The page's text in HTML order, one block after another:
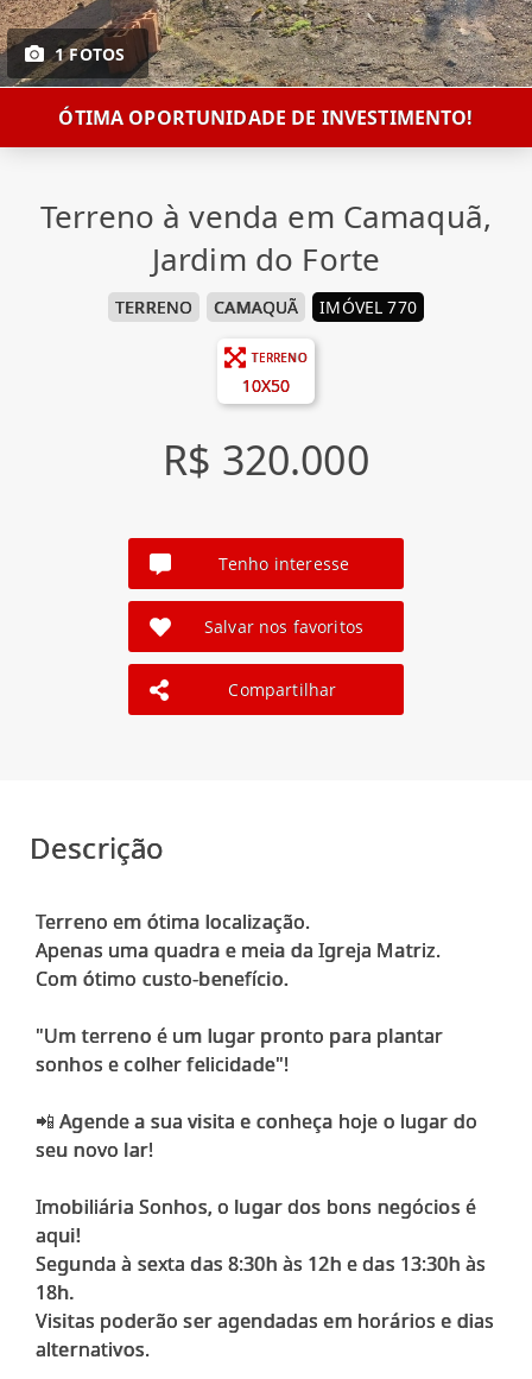
1 FOTOS
ÓTIMA OPORTUNIDADE DE INVESTIMENTO!
Terreno à venda em Camaquã,
Jardim do Forte
TERRENO CAMAQUÃ IMÓVEL 770
TERRENO
10X50
R$ 320.000
Tenho interesse
Salvar nos favoritos
Compartilhar
Descrição
Terreno em ótima localização.
Apenas uma quadra e meia da Igreja Matriz.
Com ótimo custo-benefício.
"Um terreno é um lugar pronto para plantar
sonhos e colher felicidade"!
📲 Agende a sua visita e conheça hoje o lugar do
seu novo lar!
Imobiliária Sonhos, o lugar dos bons negócios é
aqui!
Segunda à sexta das 8:30h às 12h e das 13:30h às
18h.
Visitas poderão ser agendadas em horários e dias
alternativos.